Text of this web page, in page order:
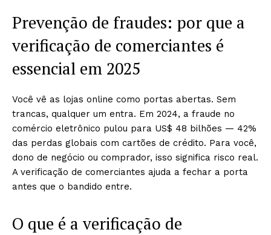
Prevenção de fraudes: por que a
verificação de comerciantes é
essencial em 2025
Você vê as lojas online como portas abertas. Sem
trancas, qualquer um entra. Em 2024, a fraude no
comércio eletrônico pulou para US$ 48 bilhões — 42%
das perdas globais com cartões de crédito. Para você,
dono de negócio ou comprador, isso significa risco real.
A verificação de comerciantes ajuda a fechar a porta
antes que o bandido entre.
O que é a verificação de